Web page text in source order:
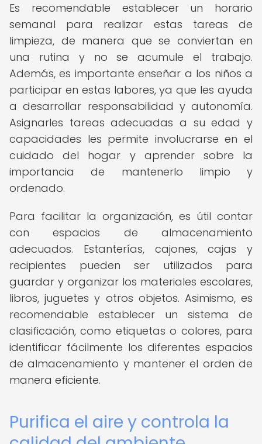
Es recomendable establecer un horario
semanal para realizar estas tareas de
limpieza, de manera que se conviertan en
una rutina y no se acumule el trabajo.
Además, es importante enseñar a los niños a
participar en estas labores, ya que les ayuda
a desarrollar responsabilidad y autonomía.
Asignarles tareas adecuadas a su edad y
capacidades les permite involucrarse en el
cuidado del hogar y aprender sobre la
importancia de mantenerlo limpio y
ordenado.
Para facilitar la organización, es útil contar
con espacios de almacenamiento
adecuados. Estanterías, cajones, cajas y
recipientes pueden ser utilizados para
guardar y organizar los materiales escolares,
libros, juguetes y otros objetos. Asimismo, es
recomendable establecer un sistema de
clasificación, como etiquetas o colores, para
identificar fácilmente los diferentes espacios
de almacenamiento y mantener el orden de
manera eficiente.
Purifica el aire y controla la